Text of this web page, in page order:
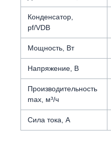
Конденсатор,
pf/VDB
Мощность, Вт
Напряжение, В
Производительность
max, м³/ч
Сила тока, А